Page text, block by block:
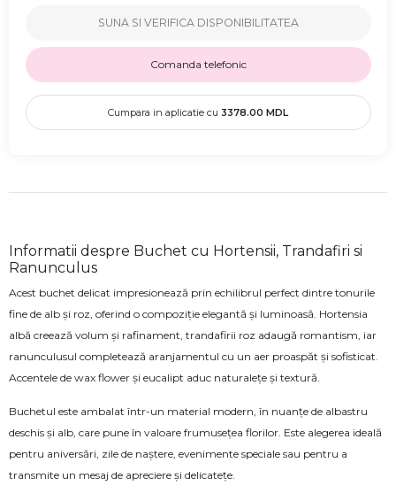
SUNA SI VERIFICA DISPONIBILITATEA
Comanda telefonic
Cumpara in aplicatie cu 3378.00 MDL
Informatii despre Buchet cu Hortensii, Trandafiri si
Ranunculus
Acest buchet delicat impresionează prin echilibrul perfect dintre tonurile
fine de alb și roz, oferind o compoziție elegantă și luminoasă. Hortensia
albă creează volum și rafinament, trandafirii roz adaugă romantism, iar
ranunculusul completează aranjamentul cu un aer proaspăt și sofisticat.
Accentele de wax flower și eucalipt aduc naturalețe și textură.
Buchetul este ambalat într-un material modern, în nuanțe de albastru
deschis și alb, care pune în valoare frumusețea florilor. Este alegerea ideală
pentru aniversări, zile de naștere, evenimente speciale sau pentru a
transmite un mesaj de apreciere și delicatețe.